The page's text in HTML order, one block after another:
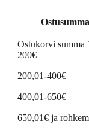
Ostusumma
Ostukorvi summa
200€
200,01-400€
400,01-650€
650,01€ ja rohkem